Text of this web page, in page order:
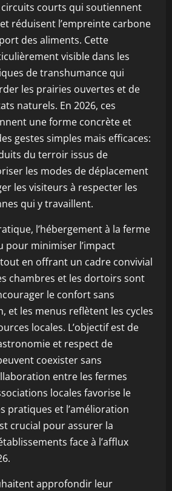
circuits courts qui soutiennent
réduisent l’empreinte carbone
des aliments. Cette
visible dans les
de transhumance qui
les prairies ouvertes et de
naturels. En 2026, ces
une forme concrète et
gestes simples mais efficaces:
du terroir issus de
les modes de déplacement
les visiteurs à respecter les
qui y travaillent.
l’hébergement à la ferme
pour minimiser l’impact
en offrant un cadre convivial
chambres et les dortoirs sont
le confort sans
et les menus reflètent les cycles
locales. L’objectif est de
et respect de
coexister sans
entre les fermes
locales favorise le
pratiques et l’amélioration
crucial pour assurer la
face à l’afflux
approfondir leur